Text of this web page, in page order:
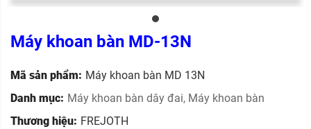
Máy khoan bàn MD-13N
Mã sản phẩm: Máy khoan bàn MD 13N
Danh mục: Máy khoan bàn dây đai, Máy khoan bàn
Thương hiệu: FREJOTH